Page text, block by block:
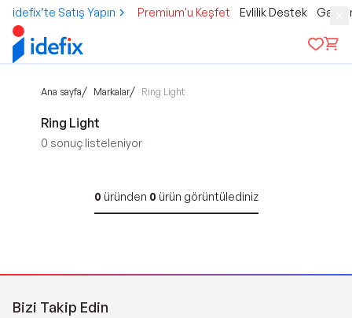
idefix’te Satış Yapın Premium'u Keşfet Evlilik Destek
Ana sayfa/ Markalar/ Ring Light
Ring Light
0 sonuç listeleniyor
0 üründen 0 ürün görüntülediniz
Bizi Takip Edin